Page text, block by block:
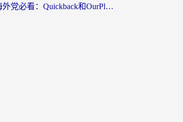
海外党必看：Quickback和OurPlay好用吗？3分钟选对回国加速器，无缝刷剧玩游戏